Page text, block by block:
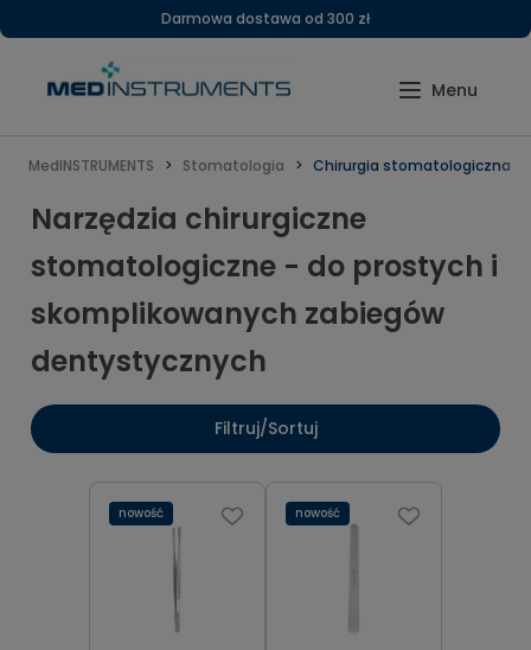
Darmowa dostawa od 300 zł
MedINSTRUMENTS Stomatologia Chirurgia stomatologiczna
Narzędzia chirurgiczne
stomatologiczne - do prostych i
skomplikowanych zabiegów
dentystycznych
Filtruj/Sortuj
nowość nowość